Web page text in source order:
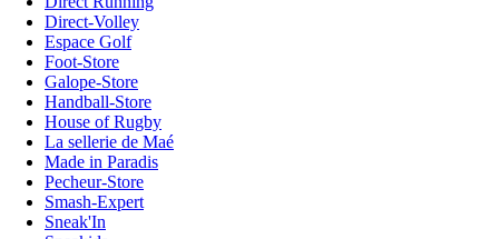
Direct-Volley
Espace Golf
Foot-Store
Galope-Store
Handball-Store
House of Rugby
La sellerie de Maé
Made in Paradis
Pecheur-Store
Smash-Expert
Sneak'In